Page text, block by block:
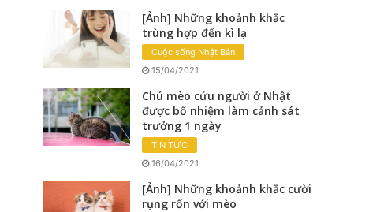
[Ảnh] Những khoảnh khắc
trùng hợp đến kì lạ
Cuộc sống Nhật Bản
15/04/2021
Chú mèo cứu người ở Nhật
được bổ nhiệm làm cảnh sát
trưởng 1 ngày
TIN TỨC
16/04/2021
[Ảnh] Những khoảnh khắc cười
rụng rốn với mèo